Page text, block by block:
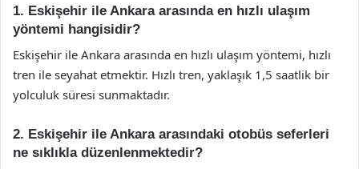
1. Eskişehir ile Ankara arasında en hızlı ulaşım
yöntemi hangisidir?
Eskişehir ile Ankara arasında en hızlı ulaşım yöntemi, hızlı
tren ile seyahat etmektir. Hızlı tren, yaklaşık 1,5 saatlik bir
yolculuk süresi sunmaktadır.
2. Eskişehir ile Ankara arasındaki otobüs seferleri
ne sıklıkla düzenlenmektedir?